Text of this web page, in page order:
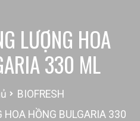
LƯỢNG HOA
330 ML
BIOFRESH
HOA HỒNG BULGARIA 330